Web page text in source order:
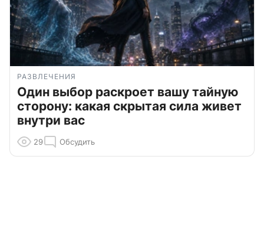
РАЗВЛЕЧЕНИЯ
Один выбор раскроет вашу тайную
сторону: какая скрытая сила живет
внутри вас
29 Обсудить